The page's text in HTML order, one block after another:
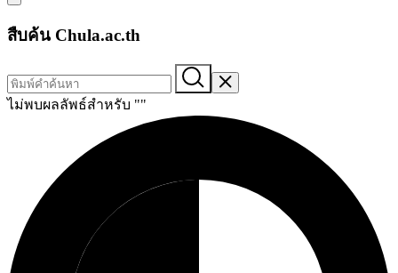
สืบค้น Chula.ac.th
ไม่พบผลลัพธ์สำหรับ ""